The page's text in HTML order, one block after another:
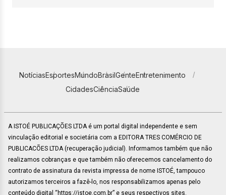
NotíciasEsportesMundoBrasilGenteEntretenimento
CidadesCiênciaSaúde
A ISTOÉ PUBLICAÇÕES LTDA é um portal digital independente e sem
vinculação editorial e societária com a EDITORA TRES COMÉRCIO DE
PUBLICACÕES LTDA (recuperação judicial). Informamos também que não
realizamos cobranças e que também não oferecemos cancelamento do
contrato de assinatura da revista impressa de nome ISTOÉ, tampouco
autorizamos terceiros a fazê-lo, nos responsabilizamos apenas pelo
conteúdo digital “https://istoe.com.br” e seus respectivos sites.